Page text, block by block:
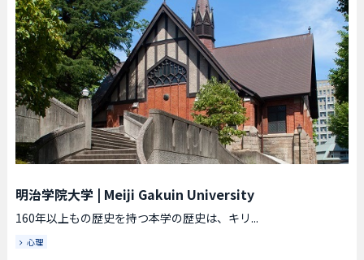
明治学院大学| Meiji Gakuin University
160年以上もの歴史を持つ本学の歴史は、キリ...
心理